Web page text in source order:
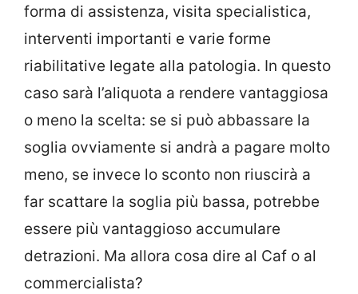
forma di assistenza, visita specialistica,
interventi importanti e varie forme
riabilitative legate alla patologia. In questo
caso sarà l’aliquota a rendere vantaggiosa
o meno la scelta: se si può abbassare la
soglia ovviamente si andrà a pagare molto
meno, se invece lo sconto non riuscirà a
far scattare la soglia più bassa, potrebbe
essere più vantaggioso accumulare
detrazioni. Ma allora cosa dire al Caf o al
commercialista?